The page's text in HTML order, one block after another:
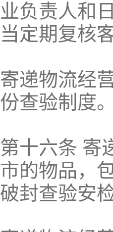
业负责人和
当定期复核
寄递物流经
份查验制度。
第十六条 寄
市的物品，
破封查验安